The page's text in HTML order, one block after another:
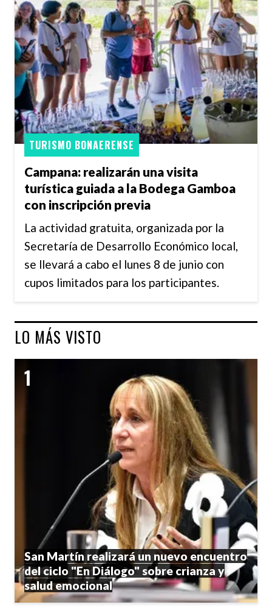
Campana: realizarán una visita
turística guiada a la Bodega Gamboa
con inscripción previa
TURISMO BONAERENSE
La actividad gratuita, organizada por la
Secretaría de Desarrollo Económico local,
se llevará a cabo el lunes 8 de junio con
cupos limitados para los participantes.
LO MÁS VISTO
San Martín realizará un nuevo encuentro
del ciclo "En Diálogo" sobre crianza y
salud emocional